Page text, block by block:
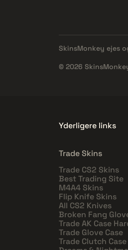
SkinsMonkey ejes
© 2026
Yderligere links
Trade Skins
Trade CS2 Skins
Best Trading Site
M4A4 Skins
Flip Knife Skins
All CS2 Knives
Broken Fang
Trade AK Case
Trade Glove Case
Trade Clutch Case